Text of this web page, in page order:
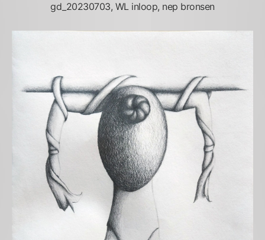
gd_20230703, WL inloop, nep bronsen